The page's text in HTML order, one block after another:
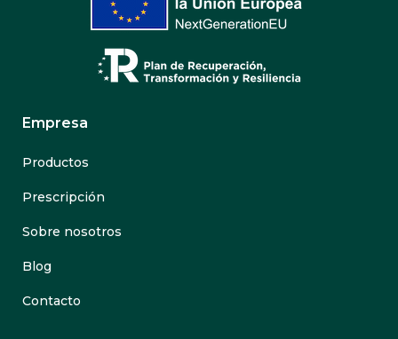
Empresa
Productos
Prescripción
Sobre nosotros
Blog
Contacto